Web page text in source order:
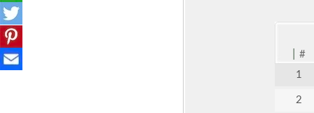
#
1
2